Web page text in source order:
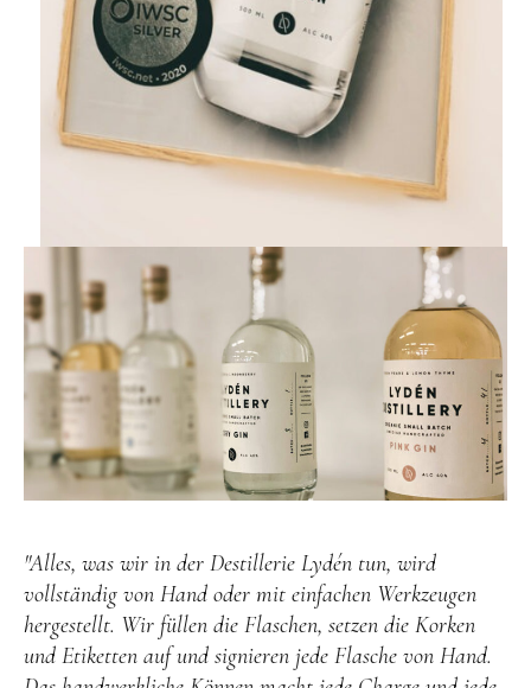
"Alles, was wir in der Destillerie Lydén tun, wird
vollständig von Hand oder mit einfachen Werkzeugen
hergestellt. Wir füllen die Flaschen, setzen die Korken
und Etiketten auf und signieren jede Flasche von Hand.